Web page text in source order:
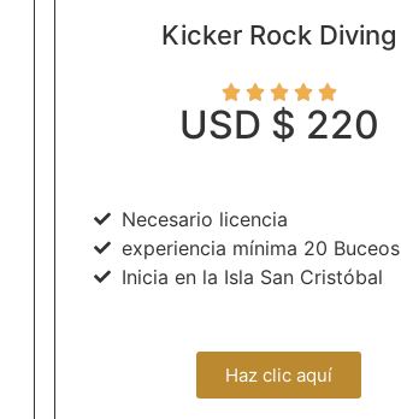
Kicker Rock Diving
    
USD $ 220
Necesario licencia
experiencia mínima 20 Buceos
Inicia en la Isla San Cristóbal
Haz clic aquí